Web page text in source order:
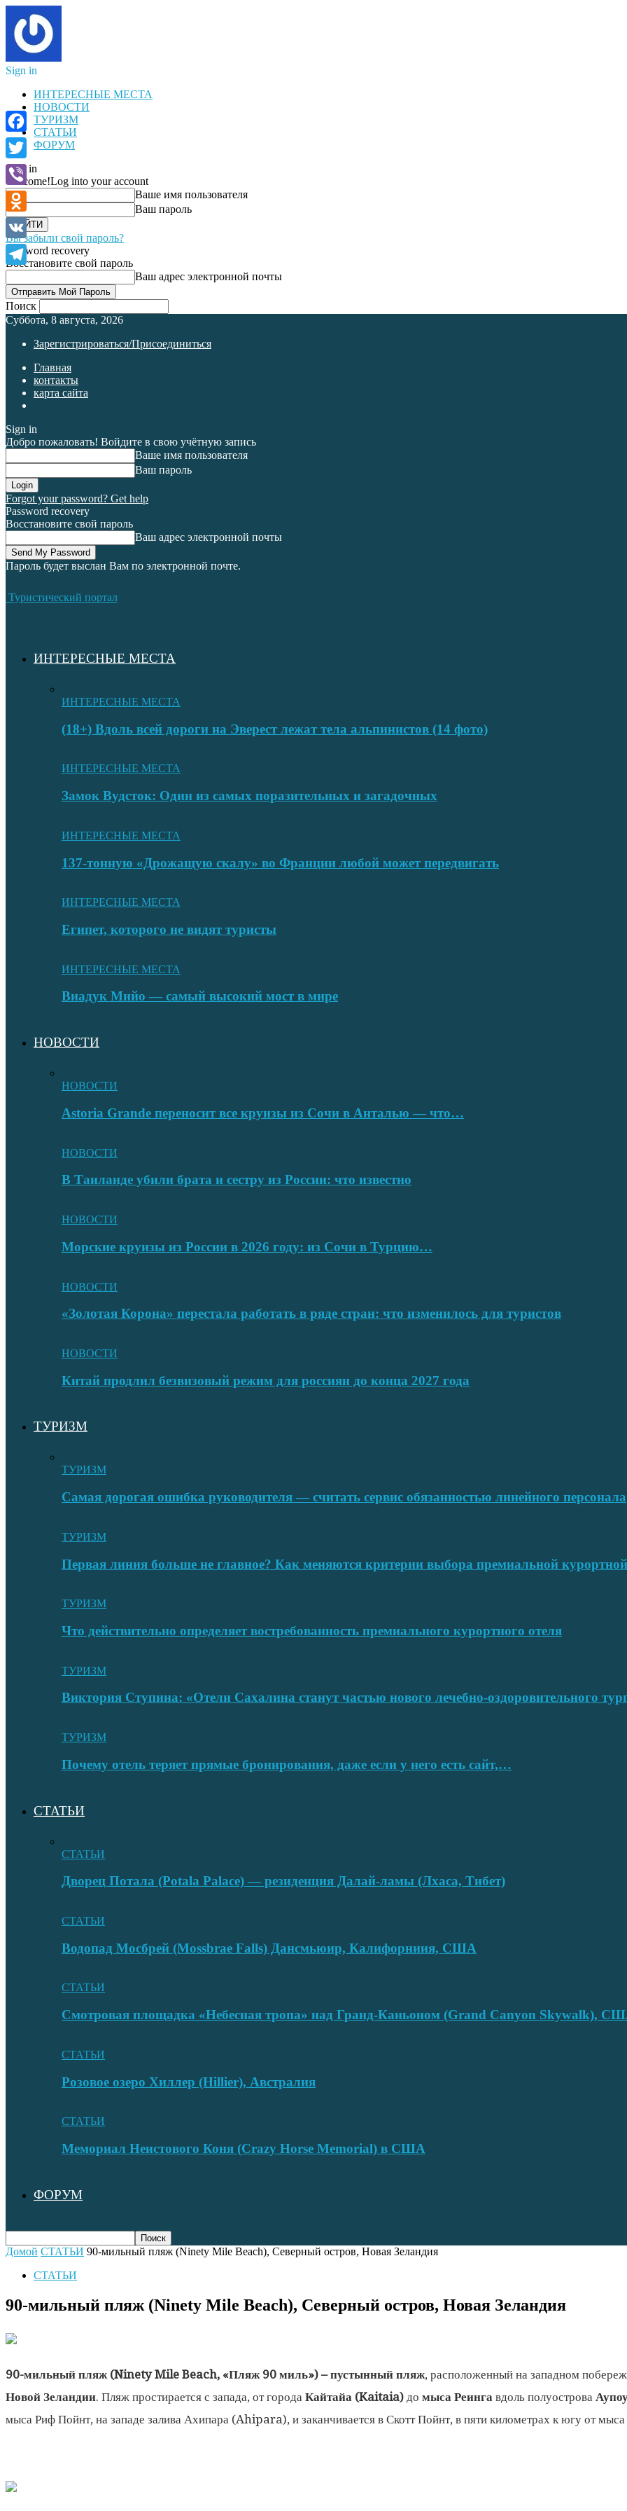
Sign in
ИНТЕРЕСНЫЕ МЕСТА
НОВОСТИ
ТУРИЗМ
СТАТЬИ
ФОРУМ
Sign in
Welcome!Log into your account
Ваше имя пользователя
Ваш пароль
Вы забыли свой пароль?
Password recovery
Восстановите свой пароль
Ваш адрес электронной почты
Поиск
Суббота, 8 августа, 2026
Зарегистрироваться/Присоединиться
Главная
контакты
карта сайта
Sign in
Добро пожаловать! Войдите в свою учётную запись
Ваше имя пользователя
Ваш пароль
Forgot your password? Get help
Password recovery
Восстановите свой пароль
Ваш адрес электронной почты
Пароль будет выслан Вам по электронной почте.
Туристический портал
ИНТЕРЕСНЫЕ МЕСТА
ИНТЕРЕСНЫЕ МЕСТА
(18+) Вдоль всей дороги на Эверест лежат тела альпинистов (14 фото)
ИНТЕРЕСНЫЕ МЕСТА
Замок Вудсток: Один из самых поразительных и загадочных
ИНТЕРЕСНЫЕ МЕСТА
137-тонную «Дрожащую скалу» во Франции любой может передвигать
ИНТЕРЕСНЫЕ МЕСТА
Египет, которого не видят туристы
ИНТЕРЕСНЫЕ МЕСТА
Виадук Мийо — самый высокий мост в мире
НОВОСТИ
НОВОСТИ
Astoria Grande переносит все круизы из Сочи в Анталью — что…
НОВОСТИ
В Таиланде убили брата и сестру из России: что известно
НОВОСТИ
Морские круизы из России в 2026 году: из Сочи в Турцию…
НОВОСТИ
«Золотая Корона» перестала работать в ряде стран: что изменилось для туристов
НОВОСТИ
Китай продлил безвизовый режим для россиян до конца 2027 года
ТУРИЗМ
ТУРИЗМ
Самая дорогая ошибка руководителя — считать сервис обязанностью линейного персонала
ТУРИЗМ
Первая линия больше не главное? Как меняются критерии выбора премиальной
ТУРИЗМ
Что действительно определяет востребованность премиального курортного отеля
ТУРИЗМ
Виктория Ступина: «Отели Сахалина станут частью нового лечебно-оздоровительного
ТУРИЗМ
Почему отель теряет прямые бронирования, даже если у него есть сайт,…
СТАТЬИ
СТАТЬИ
Дворец Потала (Potala Palace) — резиденция Далай-ламы (Лхаса, Тибет)
СТАТЬИ
Водопад Мосбрей (Mossbrae Falls) Дансмьюир, Калифорниия, США
СТАТЬИ
Смотровая площадка «Небесная тропа» над Гранд-Каньоном (Grand Canyon Skywalk),
СТАТЬИ
Розовое озеро Хиллер (Hillier), Австралия
СТАТЬИ
Мемориал Неистового Коня (Crazy Horse Memorial) в США
ФОРУМ
Домой СТАТЬИ 90-мильный пляж (Ninety Mile Beach), Северный остров, Новая Зеландия
СТАТЬИ
90-мильный пляж (Ninety Mile Beach), Северный остров, Новая Зеландия
90-мильный пляж (Ninety Mile Beach, «Пляж 90 миль») – пустынный пляж, расположенный на западном
Новой Зеландии. Пляж простирается с запада, от города Кайтайа (Kaitaia) до мыса Реинга вдоль полуострова
мыса Риф Пойнт, на западе залива Ахипара (Ahipara), и заканчивается в Скотт Пойнт, в пяти километрах к югу от
Facebook
Twitter
Viber
Odnoklassniki
VK